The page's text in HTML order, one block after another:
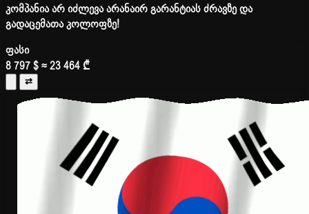
კომპანია არ იძლევა არანაირ გარანტიას ძრავზე და
გადაცემათა კოლოფზე!
ფასი
8 797 $≈ 23 464 ₾
⇄